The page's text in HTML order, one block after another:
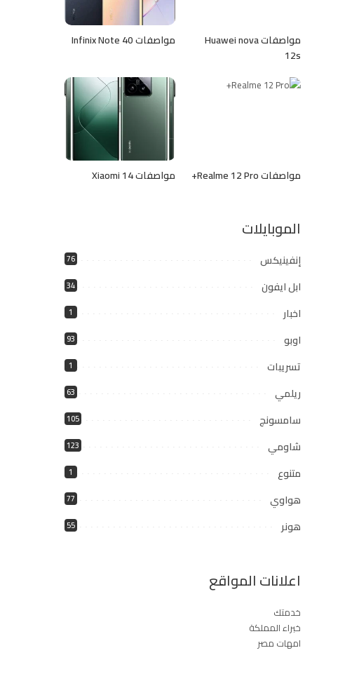
مواصفات Huawei nova
12s
مواصفات Infinix Note 40
مواصفات Realme 12 Pro+ مواصفات Xiaomi 14
الموبايلات
إنفينيكس 76
ابل ايفون 34
اخبار 1
اوبو 93
تسريبات 1
ريلمي 63
سامسونج 105
شاومي 123
متنوع 1
هواوي 77
هونر 55
اعلانات المواقع
خدمتك
خبراء المملكة
امهات مصر